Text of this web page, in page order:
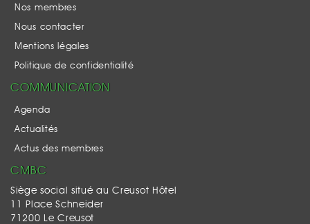
Nos membres
Nous contacter
Mentions légales
Politique de confidentialité
COMMUNICATION
Agenda
Actualités
Actus des membres
CMBC
Siège social situé au Creusot Hôtel
11 Place Schneider
71200 Le Creusot